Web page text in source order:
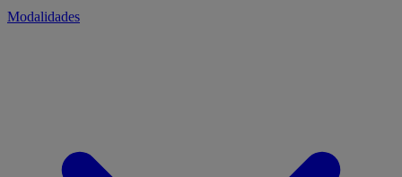
Modalidades